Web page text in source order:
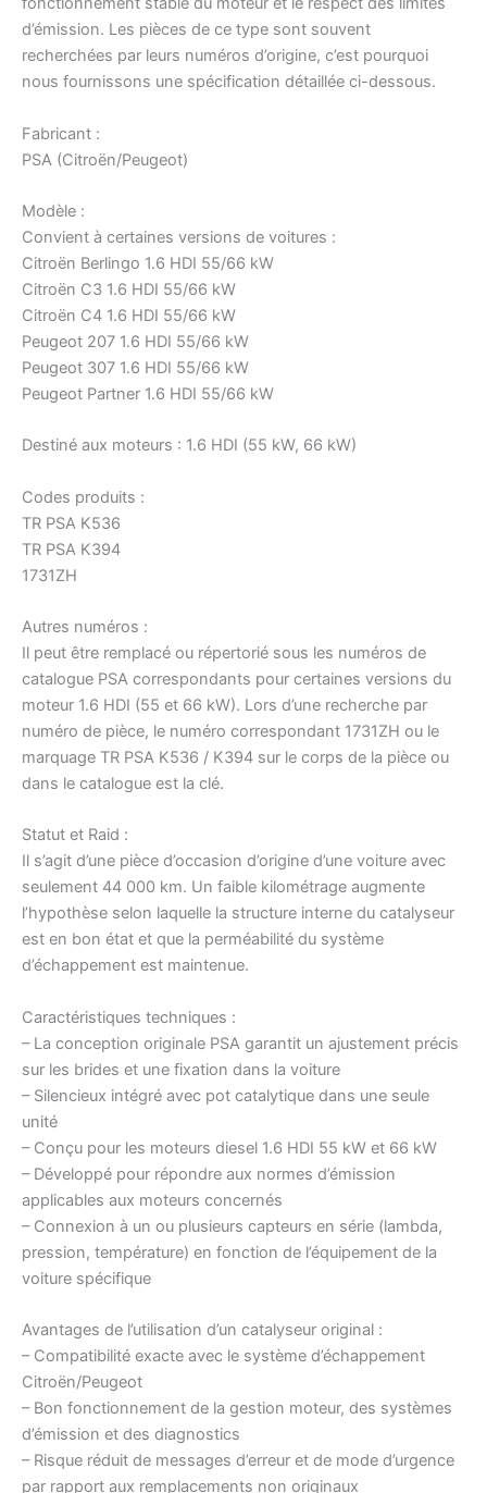
d’émission. Les pièces de ce type sont souvent
recherchées par leurs numéros d’origine, c’est pourquoi
nous fournissons une spécification détaillée ci-dessous.
Fabricant :
PSA (Citroën/Peugeot)
Modèle :
Convient à certaines versions de voitures :
Citroën Berlingo 1.6 HDI 55/66 kW
Citroën C3 1.6 HDI 55/66 kW
Citroën C4 1.6 HDI 55/66 kW
Peugeot 207 1.6 HDI 55/66 kW
Peugeot 307 1.6 HDI 55/66 kW
Peugeot Partner 1.6 HDI 55/66 kW
Destiné aux moteurs : 1.6 HDI (55 kW, 66 kW)
Codes produits :
TR PSA K536
TR PSA K394
1731ZH
Autres numéros :
Il peut être remplacé ou répertorié sous les numéros de
catalogue PSA correspondants pour certaines versions du
moteur 1.6 HDI (55 et 66 kW). Lors d’une recherche par
numéro de pièce, le numéro correspondant 1731ZH ou le
marquage TR PSA K536 / K394 sur le corps de la pièce ou
dans le catalogue est la clé.
Statut et Raid :
Il s’agit d’une pièce d’occasion d’origine d’une voiture avec
seulement 44 000 km. Un faible kilométrage augmente
l’hypothèse selon laquelle la structure interne du catalyseur
est en bon état et que la perméabilité du système
d’échappement est maintenue.
Caractéristiques techniques :
– La conception originale PSA garantit un ajustement précis
sur les brides et une fixation dans la voiture
– Silencieux intégré avec pot catalytique dans une seule
unité
– Conçu pour les moteurs diesel 1.6 HDI 55 kW et 66 kW
– Développé pour répondre aux normes d’émission
applicables aux moteurs concernés
– Connexion à un ou plusieurs capteurs en série (lambda,
pression, température) en fonction de l’équipement de la
voiture spécifique
Avantages de l’utilisation d’un catalyseur original :
– Compatibilité exacte avec le système d’échappement
Citroën/Peugeot
– Bon fonctionnement de la gestion moteur, des systèmes
d’émission et des diagnostics
– Risque réduit de messages d’erreur et de mode d’urgence
par rapport aux remplacements non originaux